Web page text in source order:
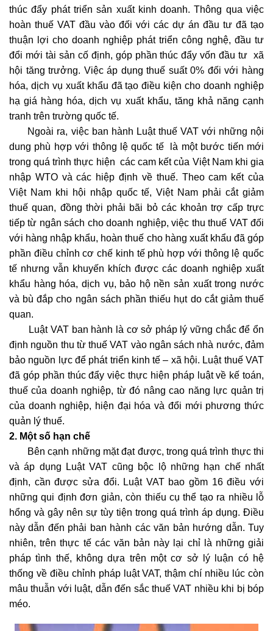
thúc đẩy phát triển sản xuất kinh doanh. Thông qua việc
hoàn thuế VAT đầu vào đối với các dự án đầu tư đã tạo
thuận lợi cho doanh nghiệp phát triển công nghệ, đầu tư
đổi mới tài sản cố định, góp phần thúc đẩy vốn đầu tư xã
hội tăng trưởng. Việc áp dụng thuế suất 0% đối với hàng
hóa, dịch vụ xuất khẩu đã tạo điều kiện cho doanh nghiệp
hạ giá hàng hóa, dịch vụ xuất khẩu, tăng khả năng cạnh
tranh trên trường quốc tế.
Ngoài ra, việc ban hành Luật thuế VAT với những nội
dung phù hợp với thông lệ quốc tế là một bước tiến mới
trong quá trình thực hiện các cam kết của Việt Nam khi gia
nhập WTO và các hiệp định về thuế. Theo cam kết của
Việt Nam khi hội nhập quốc tế, Việt Nam phải cắt giảm
thuế quan, đồng thời phải bãi bỏ các khoản trợ cấp trực
tiếp từ ngân sách cho doanh nghiệp, việc thu thuế VAT đối
với hàng nhập khẩu, hoàn thuế cho hàng xuất khẩu đã góp
phần điều chỉnh cơ chế kinh tế phù hợp với thông lệ quốc
tế nhưng vẫn khuyến khích được các doanh nghiệp xuất
khẩu hàng hóa, dịch vụ, bảo hộ nền sản xuất trong nước
và bù đắp cho ngân sách phần thiếu hụt do cắt giảm thuế
quan.
Luật VAT ban hành là cơ sở pháp lý vững chắc để ổn
định nguồn thu từ thuế VAT vào ngân sách nhà nước, đảm
bảo nguồn lực để phát triển kinh tế – xã hội. Luật thuế VAT
đã góp phần thúc đẩy việc thực hiện pháp luật về kế toán,
thuế của doanh nghiệp, từ đó nâng cao năng lực quản trị
của doanh nghiệp, hiện đại hóa và đổi mới phương thức
quản lý thuế.
2. Một số hạn chế
Bên cạnh những mặt đạt được, trong quá trình thực thi
và áp dụng Luật VAT cũng bộc lộ những hạn chế nhất
định, cần được sửa đổi. Luật VAT bao gồm 16 điều với
những qui định đơn giản, còn thiếu cụ thể tạo ra nhiều lỗ
hổng và gây nên sự tùy tiện trong quá trình áp dụng. Điều
này dẫn đến phải ban hành các văn bản hướng dẫn. Tuy
nhiên, trên thực tế các văn bản này lại chỉ là những giải
pháp tình thế, không dựa trên một cơ sở lý luận có hệ
thống về điều chỉnh pháp luật VAT, thậm chí nhiều lúc còn
mâu thuẫn với luật, dẫn đến sắc thuế VAT nhiều khi bị bóp
méo.